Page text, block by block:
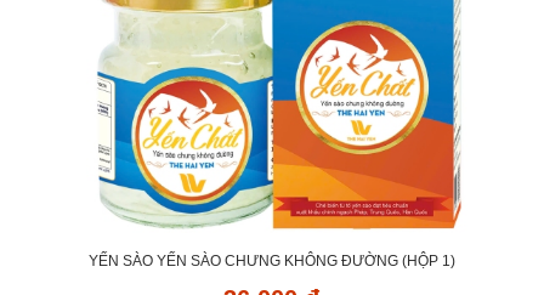
YẾN SÀO YẾN SÀO CHƯNG KHÔNG ĐƯỜNG (HỘP 1)